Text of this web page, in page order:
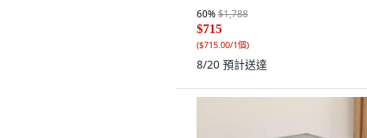
60%$1,788
$715
($715.00/1個)
8/20 預計送達